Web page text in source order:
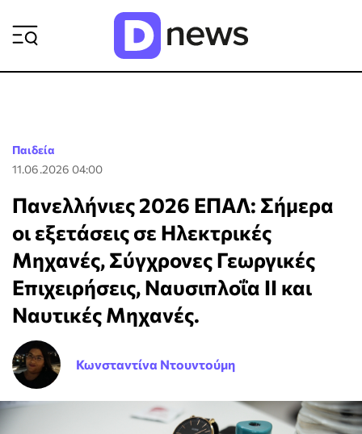
Παιδεία
11.06.2026 04:00
Πανελλήνιες 2026 ΕΠΑΛ: Σήμερα
οι εξετάσεις σε Ηλεκτρικές
Μηχανές, Σύγχρονες Γεωργικές
Επιχειρήσεις, Ναυσιπλοΐα ΙΙ και
Ναυτικές Μηχανές.
Κωνσταντίνα Ντουντούμη